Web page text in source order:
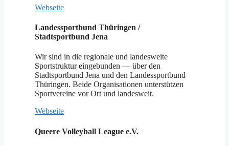
Webseite
Landessportbund Thüringen /
Stadtsportbund Jena
Wir sind in die regionale und landesweite
Sportstruktur eingebunden — über den
Stadtsportbund Jena und den Landessportbund
Thüringen. Beide Organisationen unterstützen
Sportvereine vor Ort und landesweit.
Webseite
Queere Volleyball League e.V.